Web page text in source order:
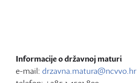
Informacije o državnoj maturi
e-mail: drzavna.matura@ncvvo.hr